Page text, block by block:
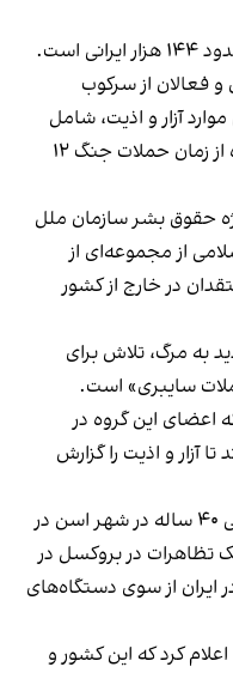
است.
فعالان از سرکوب
آزار و اذیت، شامل
بازداشت و سایر اشکال فشار، به ویژه از زمان حملات جنگ ۱۲
حقوق بشر سازمان ملل
از مجموعه‌ای از
در خارج از کشور
به مرگ، تلاش برای
سایبری» است.
اعضای این گروه در
آزار و اذیت را گزارش
در یکی از این موارد، یک مسیحی ایرانی ۴۰ ساله در شهر اسن در
تظاهرات در بروکسل در
ایران از سوی دستگاه‌های
اعلام کرد که این کشور و